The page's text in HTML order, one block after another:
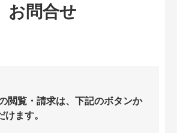
お問合せ
閲覧・請求は、下記のボタンか
ます。